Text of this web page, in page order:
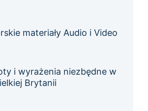
materiały Audio i Video
i wyrażenia niezbędne w
Brytanii